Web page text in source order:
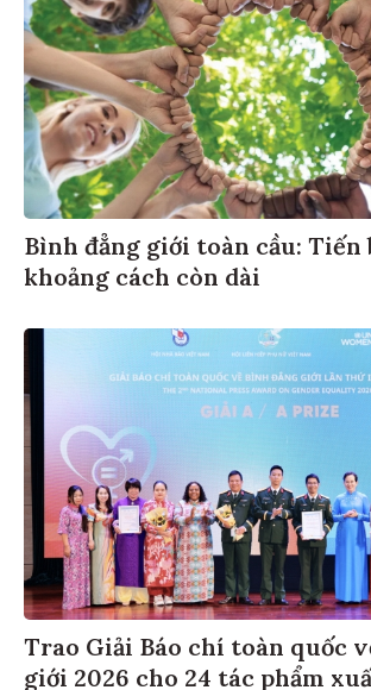
Bình đẳng giới toàn cầu: Tiến
khoảng cách còn dài
Trao Giải Báo chí toàn quốc
giới 2026 cho 24 tác phẩm